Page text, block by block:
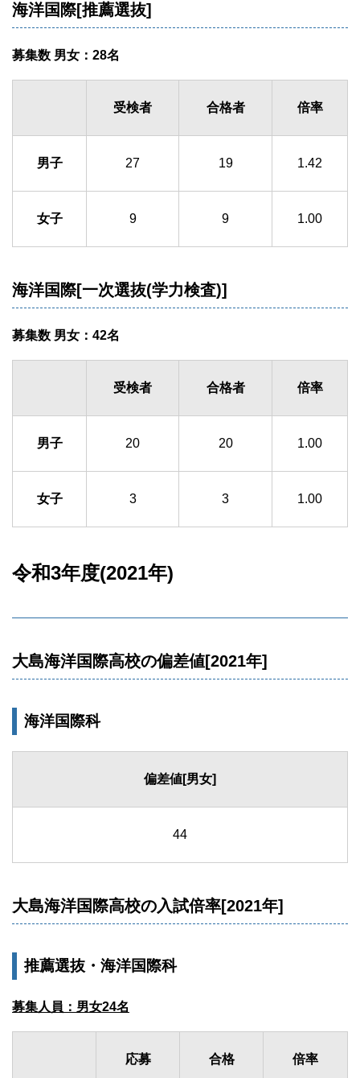
海洋国際[推薦選抜]
募集数 男女：28名
受検者 合格者 倍率
男子 27 19 1.42
女子 9 9 1.00
海洋国際[一次選抜(学力検査)]
募集数 男女：42名
受検者 合格者 倍率
男子 20 20 1.00
女子 3 3 1.00
令和3年度(2021年)
大島海洋国際高校の偏差値[2021年]
海洋国際科
偏差値[男女]
44
大島海洋国際高校の入試倍率[2021年]
推薦選抜・海洋国際科
募集人員：男女24名
応募 合格 倍率